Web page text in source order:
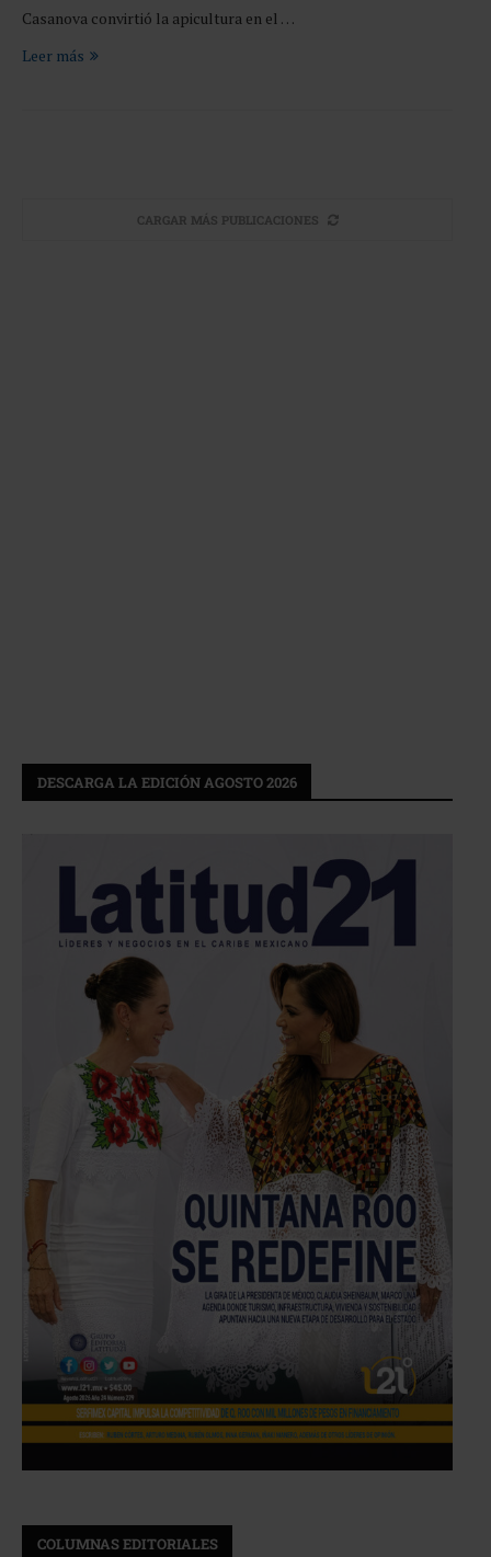
Casanova convirtió la apicultura en el …
Leer más
CARGAR MÁS PUBLICACIONES
DESCARGA LA EDICIÓN AGOSTO 2026
COLUMNAS EDITORIALES